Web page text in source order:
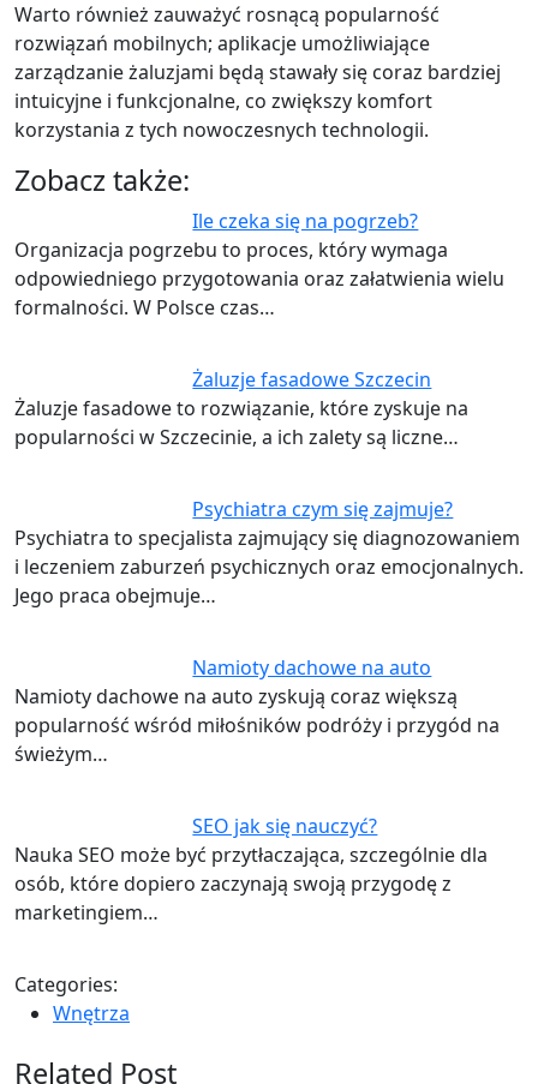
Warto również zauważyć rosnącą popularność
rozwiązań mobilnych; aplikacje umożliwiające
zarządzanie żaluzjami będą stawały się coraz bardziej
intuicyjne i funkcjonalne, co zwiększy komfort
korzystania z tych nowoczesnych technologii.
Zobacz także:
Ile czeka się na pogrzeb?
Organizacja pogrzebu to proces, który wymaga
odpowiedniego przygotowania oraz załatwienia wielu
formalności. W Polsce czas…
Żaluzje fasadowe Szczecin
Żaluzje fasadowe to rozwiązanie, które zyskuje na
popularności w Szczecinie, a ich zalety są liczne…
Psychiatra czym się zajmuje?
Psychiatra to specjalista zajmujący się diagnozowaniem
i leczeniem zaburzeń psychicznych oraz emocjonalnych.
Jego praca obejmuje…
Namioty dachowe na auto
Namioty dachowe na auto zyskują coraz większą
popularność wśród miłośników podróży i przygód na
świeżym…
SEO jak się nauczyć?
Nauka SEO może być przytłaczająca, szczególnie dla
osób, które dopiero zaczynają swoją przygodę z
marketingiem…
Categories:
Wnętrza
Related Post